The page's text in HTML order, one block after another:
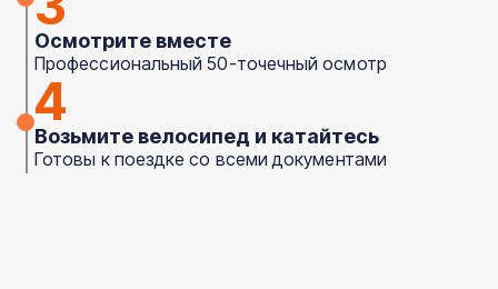
Осмотрите вместе
Профессиональный 50-точечный осмотр
4
Возьмите велосипед и катайтесь
Готовы к поездке со всеми документами